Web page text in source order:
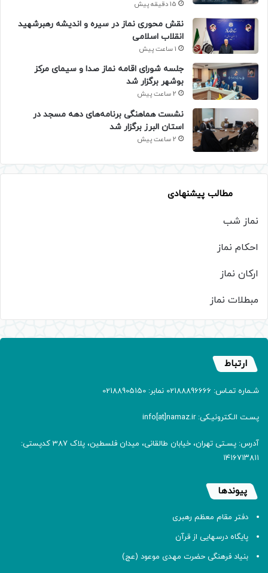
15 دقیقه پیش
نقش محوری نماز در سیره و اندیشه رهبرشهید
انقلاب اسلامی
1 ساعت پیش
جلسه شورای اقامه نماز صدا و سیمای مرکز
بوشهر برگزار شد
2 ساعت پیش
نشست هماهنگی برنامه‌های دهه مسجد در
استان البرز برگزار شد
2 ساعت پیش
مطالب پیشنهادی
نماز شب
احکام نماز
ارکان نماز
مبطلات نماز
ارتباط
شـماره تمـاس: 02188896666 نمابر: 02188905150
پسـت الـکترونیـکی: info[at]namaz.ir
آدرس: پسـتی تهران، خیابان طالقانی، میدان فلسطین، پلاک 387 کدپستی:
۱۴۱۶۷۱۳۸۱۱
پیوندها
دفتر مقام معظم رهبری
پایگاه درسهایی از قرآن
بنیاد فرهنگی حضرت مهدی موعود (عج)